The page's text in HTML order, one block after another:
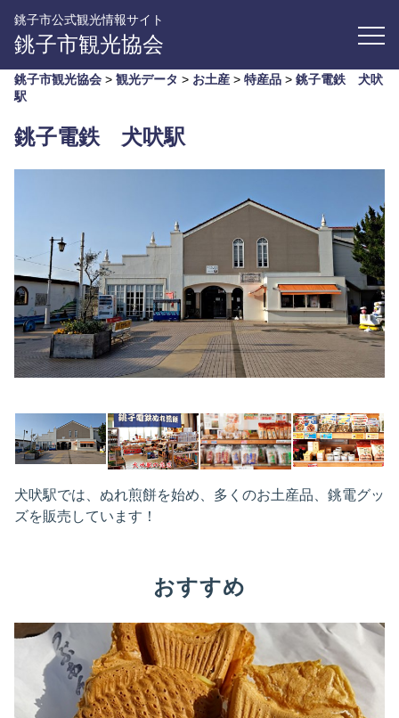
銚子市公式観光情報サイト
銚子市観光協会
銚子市観光協会 > 観光データ > お土産 > 特産品 > 銚子電鉄 犬吠
駅
銚子電鉄 犬吠駅
犬吠駅では、ぬれ煎餅を始め、多くのお土産品、銚電グッ
ズを販売しています！
おすすめ